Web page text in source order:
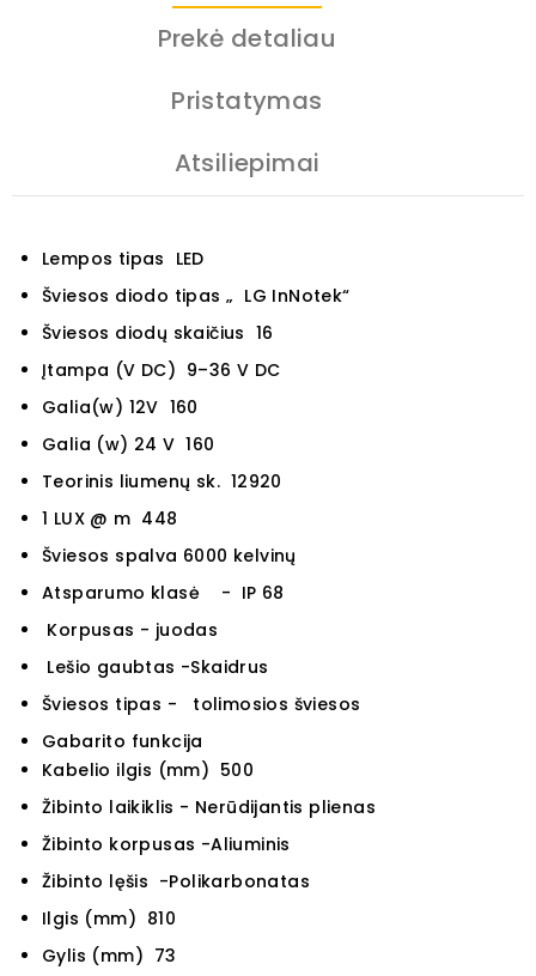
Prekė detaliau
Pristatymas
Atsiliepimai
Lempos tipas LED
Šviesos diodo tipas „ LG InNotek“
Šviesos diodų skaičius 16
Įtampa (V DC) 9–36 V DC
Galia(w) 12V 160
Galia (w) 24 V 160
Teorinis liumenų sk. 12920
1 LUX @ m 448
Šviesos spalva 6000 kelvinų
Atsparumo klasė - IP 68
Korpusas - juodas
Lešio gaubtas -Skaidrus
Šviesos tipas - tolimosios šviesos
Gabarito funkcija
Kabelio ilgis (mm) 500
Žibinto laikiklis - Nerūdijantis plienas
Žibinto korpusas -Aliuminis
Žibinto lęšis -Polikarbonatas
Ilgis (mm) 810
Gylis (mm) 73